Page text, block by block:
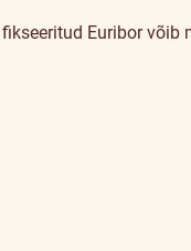
Euribor võib